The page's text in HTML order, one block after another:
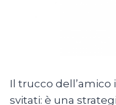
Il trucco
svitati: è una